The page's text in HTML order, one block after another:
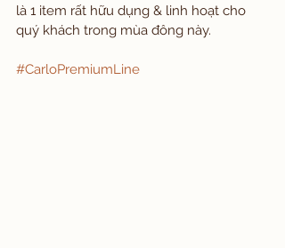
là 1 item rất hữu dụng & linh hoạt cho
quý khách trong mùa đông này.
#CarloPremiumLine